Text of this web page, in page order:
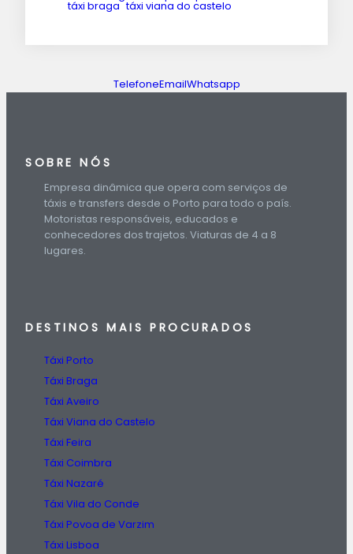
táxi braga táxi viana do castelo
TelefoneEmailWhatsapp
SOBRE NÓS
Empresa dinâmica que opera com serviços de
táxis e transfers desde o Porto para todo o país.
Motoristas responsáveis, educados e
conhecedores dos trajetos. Viaturas de 4 a 8
lugares.
DESTINOS MAIS PROCURADOS
Táxi Porto
Táxi Braga
Táxi Aveiro
Táxi Viana do Castelo
Táxi Feira
Táxi Coimbra
Táxi Nazaré
Táxi Vila do Conde
Táxi Povoa de Varzim
Táxi Lisboa